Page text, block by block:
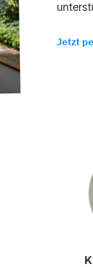
Jetzt